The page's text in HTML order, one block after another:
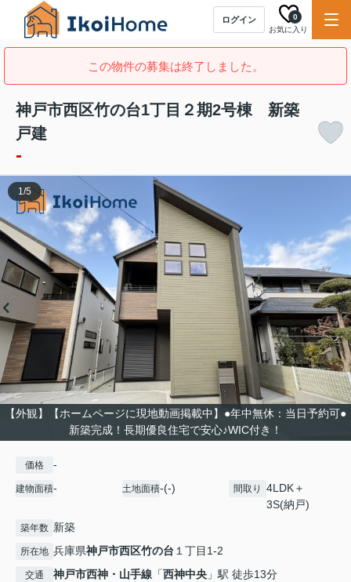
ログイン
お気に入り
0
この物件の募集は終了しました。
神戸市西区竹の台1丁目２期2号棟 新築
戸建
-
【外観】【ホームページに現地動画掲載中】●年中無休：当日予約可●
新築完成！長期優良住宅で安心♪WIC付き！
1/5
価格 -
建物面積- 土地面積-(-) 間取り
4LDK＋
3S(納戸)
築年数 新築
所在地 兵庫県神戸市西区竹の台 １丁目1-2
交通 神戸市西神・山手線 「西神中央 」駅 徒歩13分